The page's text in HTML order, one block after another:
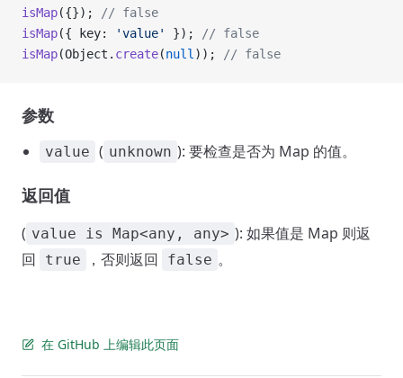
isMap({});
// false
isMap({ key: 'value' });
// false
isMap(Object. create(null )); // false
参数
value ( unknown ): 要检查是否为 Map 的值。
返回值
( value is Map<any, any> ): 如果值是 Map 则返
回
true ，否则返回 false 。
在 GitHub 上编辑此页面